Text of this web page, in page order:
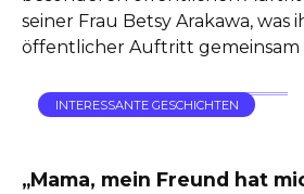
seiner Frau Betsy Arakawa, was
öffentlicher Auftritt gemeinsam
INTERESSANTE GESCHICHTEN
„Mama, mein Freund hat